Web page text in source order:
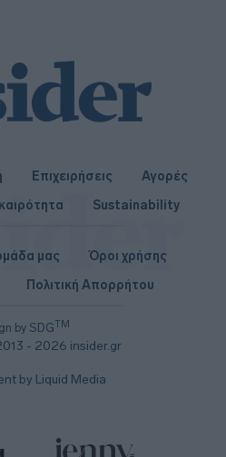
Επιχειρήσεις
Αγορές
Sustainability
by SDGTM
- 2026 insider.gr
μας
Όροι χρήσης
Πολιτική Απορρήτου
by Liquid Media